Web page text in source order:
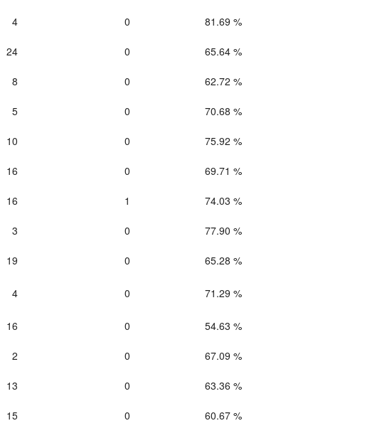
4 0 81.69 %
24 0 65.64 %
8 0 62.72 %
5 0 70.68 %
10 0 75.92 %
16 0 69.71 %
16 1 74.03 %
3 0 77.90 %
19 0
65.28 %
4 0 71.29 %
16 0 54.63 %
2 0 67.09 %
13 0 63.36 %
15 0 60.67 %